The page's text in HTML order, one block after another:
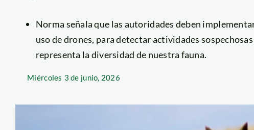
Norma señala que las autoridades deben
uso de drones, para detectar actividades
representa la diversidad de nuestra fauna.
Miércoles 3 de junio, 2026